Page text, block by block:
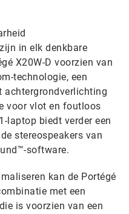
in elk denkbare
X20W-D voorzien van
technologie, een
achtergrondverlichting
voor vlot en foutloos
laptop biedt verder een
stereospeakers van
software.
kan de Portégé
met een
is voorzien van een